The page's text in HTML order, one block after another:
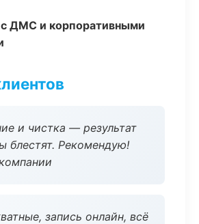
ДМС и корпоративными
и чистка — результат
блестят. Рекомендую!
запись онлайн, всё